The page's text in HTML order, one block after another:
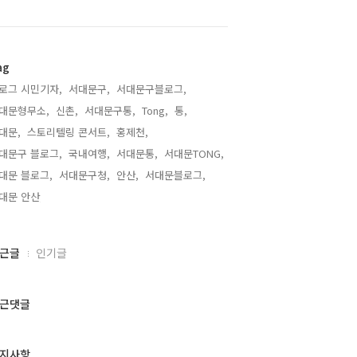
그 시민기자, 서대문구, 서대문구블로그,
문형무소, 신촌, 서대문구통, Tong, 통,
문, 스토리텔링 콘서트, 홍제천,
문구 블로그, 국내여행, 서대문통, 서대문TONG,
문 블로그, 서대문구청, 안산, 서대문블로그,
문 안산,
글 인기글
댓글
사항